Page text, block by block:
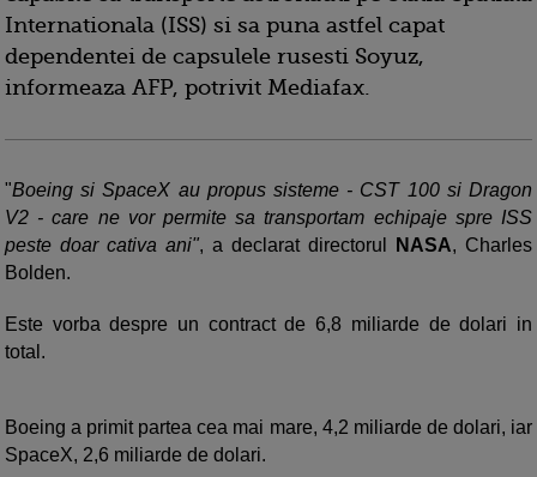
Internationala (ISS) si sa puna astfel capat
dependentei de capsulele rusesti Soyuz,
informeaza AFP, potrivit Mediafax.
"Boeing si SpaceX au propus sisteme - CST 100 si Dragon
V2 - care ne vor permite sa transportam echipaje spre ISS
peste doar cativa ani", a declarat directorul NASA, Charles
Bolden.
Este vorba despre un contract de 6,8 miliarde de dolari in
total.
Boeing a primit partea cea mai mare, 4,2 miliarde de dolari, iar
SpaceX, 2,6 miliarde de dolari.